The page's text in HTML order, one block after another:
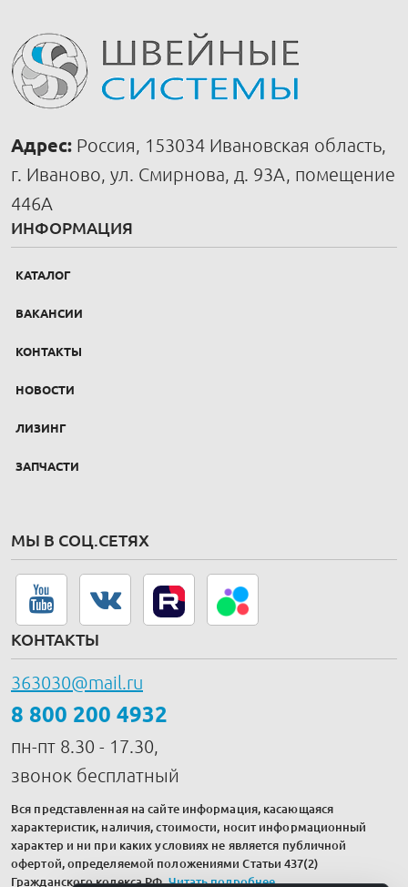
Адрес: Россия, 153034 Ивановская область,
г. Иваново, ул. Смирнова, д. 93А, помещение
446А
ИНФОРМАЦИЯ
КАТАЛОГ
ВАКАНСИИ
КОНТАКТЫ
НОВОСТИ
ЛИЗИНГ
ЗАПЧАСТИ
МЫ В СОЦ.СЕТЯХ
КОНТАКТЫ
363030@mail.ru
8 800 200 4932
пн-пт 8.30 - 17.30,
звонок бесплатный
Вся представленная на сайте информация, касающаяся
характеристик, наличия, стоимости, носит информационный
характер и ни при каких условиях не является публичной
офертой, определяемой положениями Статьи 437(2)
Гражданского кодекса РФ.Читать подробнее.